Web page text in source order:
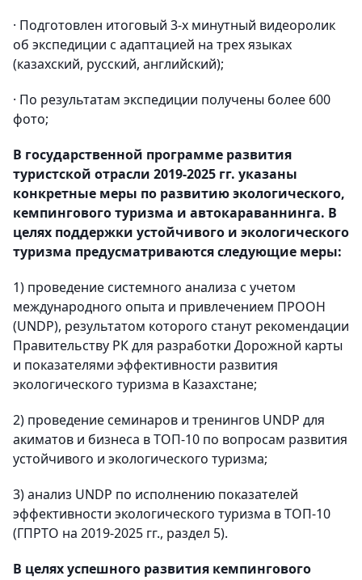
· Подготовлен итоговый 3-х минутный видеоролик
об экспедиции с адаптацией на трех языках
(казахский, русский, английский);
· По результатам экспедиции получены более 600
фото;
В государственной программе развития
туристской отрасли 2019-2025 гг. указаны
конкретные меры по развитию экологического,
кемпингового туризма и автокараваннинга. В
целях поддержки устойчивого и экологического
туризма предусматриваются следующие меры:
1) проведение системного анализа с учетом
международного опыта и привлечением ПРООН
(UNDP), результатом которого станут рекомендации
Правительству РК для разработки Дорожной карты
и показателями эффективности развития
экологического туризма в Казахстане;
2) проведение семинаров и тренингов UNDP для
акиматов и бизнеса в ТОП-10 по вопросам развития
устойчивого и экологического туризма;
3) анализ UNDP по исполнению показателей
эффективности экологического туризма в ТОП-10
(ГПРТО на 2019-2025 гг., раздел 5).
В целях успешного развития кемпингового